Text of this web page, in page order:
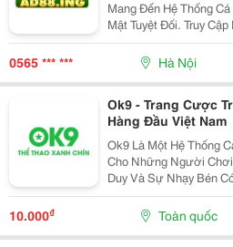
Mang Đến Hệ Thống
Mật Tuyệt Đối. Truy
Trải Nghiệm Kho
Cực Khủng Cùng
0565 *** *** Hà Nội
Ok9 - Trang Cược
Hàng Đầu Việt Nam
Ok9 Là Một Hệ Thống
Cho Những Người
Duy Và Sự Nhạy Bén
Thành Một Chiến
Sân Chơi Cho Những
Là Đấu...
10.000₫ Toàn quốc